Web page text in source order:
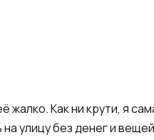
жалко. Как ни крути, я
улицу без денег и